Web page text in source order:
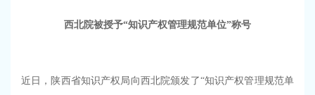
西北院被授予“知识产权管理规范单位”称号
近日，陕西省知识产权局向西北院颁发了“知识产权管理规范单